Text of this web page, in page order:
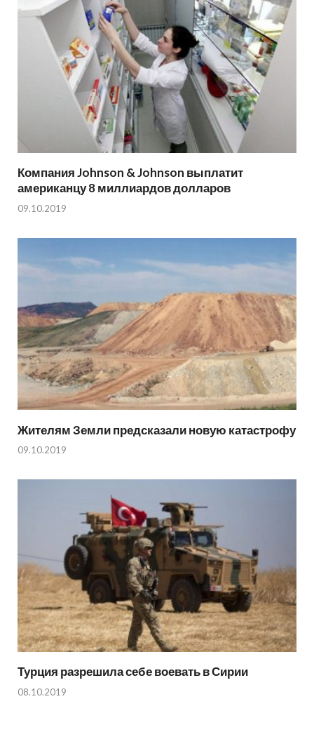
Компания Johnson & Johnson выплатит
американцу 8 миллиардов долларов
09.10.2019
Жителям Земли предсказали новую катастрофу
09.10.2019
Турция разрешила себе воевать в Сирии
08.10.2019